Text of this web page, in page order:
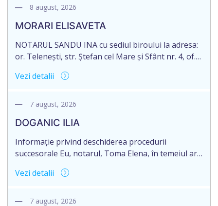
8 august, 2026
MORARI ELISAVETA
NOTARUL SANDU INA cu sediul biroului la adresa:
or. Telenești, str. Ștefan cel Mare și Sfânt nr. 4, of.
succesorale în urma decesului cet. MORARI
2005035073658, decedat/ă la data de 09.03.2026
Eliberarea certificatului de moștenitor este […]
Vezi detalii
7 august, 2026
DOGANIC ILIA
Informație privind deschiderea procedurii
succesorale Eu, notarul, Toma Elena, în temeiul art.
notific Moștenitorii/ persoană care are un interes
notariale în urma decesului cet. DOGANIC ILIA,
Vezi detalii
7 august, 2026